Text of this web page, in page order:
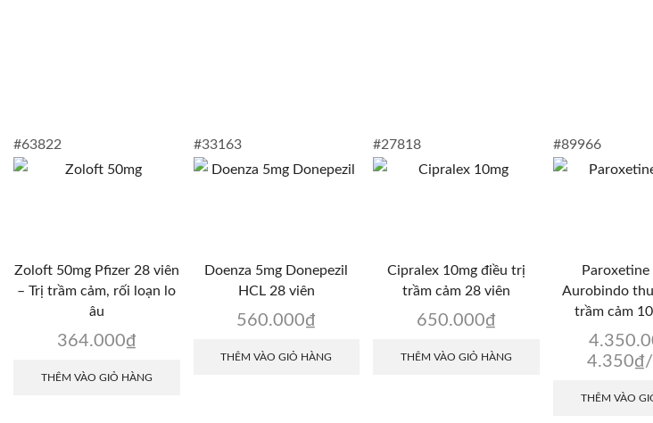
#63822
Zoloft 50mg Pfizer 28 viên
– Trị trầm cảm, rối loạn lo
âu
364.000₫
THÊM VÀO GIỎ HÀNG
#33163
Doenza 5mg Donepezil
HCL 28 viên
560.000₫
THÊM VÀO GIỎ HÀNG
#27818
Cipralex 10mg điều trị
trầm cảm 28 viên
650.000₫
THÊM VÀO GIỎ HÀNG
#89966
Paroxetine
Aurobindo
trầm cảm
4.350₫/
THÊM VÀO